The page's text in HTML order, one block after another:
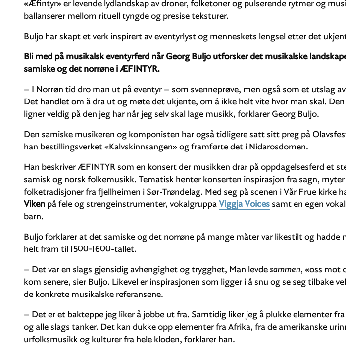
«Æfintyr» er levende lydlandskap av droner, folketoner og pulserende rytmer og
ballanserer mellom rituell tyngde og presise teksturer.
Buljo har skapt et verk inspirert av eventyrlyst og menneskets lengsel etter det
Bli med på musikalsk eventyrferd når Georg Buljo utforsker det musikalske
samiske og det norrøne i ÆFINTYR.
– I Norrøn tid dro man ut på eventyr – som svenneprøve, men også som et utslag
Det handlet om å dra ut og møte det ukjente, om å ikke helt vite hvor man skal.
ligner veldig på den jeg har når jeg selv skal lage musikk, forklarer Georg Buljo.
Den samiske musikeren og komponisten har også tidligere satt sitt preg på
han bestillingsverket «Kalvskinnsangen» og framførte det i Nidarosdomen.
Han beskriver ÆFINTYR som en konsert der musikken drar på oppdagelsesferd et
samisk og norsk folkemusikk. Tematisk henter konserten inspirasjon fra sagn,
folketradisjoner fra fjellheimen i Sør-Trøndelag. Med seg på scenen i Vår Frue kirke
Viken på fele og strengeinstrumenter, vokalgruppaViggja Voicessamt en egen
barn.
Buljo forklarer at det samiske og det norrøne på mange måter var likestilt og hadde
helt fram til 1500-1600-tallet.
– Det var en slags gjensidig avhengighet og trygghet, Man levdesammen, «oss mot
kom senere, sier Buljo. Likevel er inspirasjonen som ligger i å snu og se seg tilbake
de konkrete musikalske referansene.
– Det er et bakteppe jeg liker å jobbe ut fra. Samtidig liker jeg å plukke elementer
og alle slags tanker. Det kan dukke opp elementer fra Afrika, fra de amerikanske
urfolksmusikk og kulturer fra hele kloden, forklarer han.